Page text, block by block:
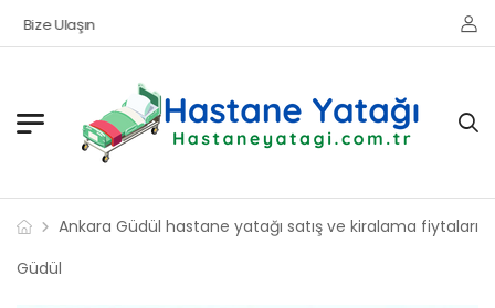
Bize Ulaşın
Ankara Güdül hastane yatağı satış ve kiralama fiytaları
Güdül